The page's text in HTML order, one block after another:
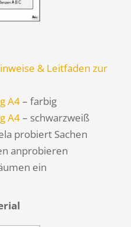
& Leitfaden zur
A4– farbig
A4– schwarzweiß
probiert Sachen
anprobieren
ein